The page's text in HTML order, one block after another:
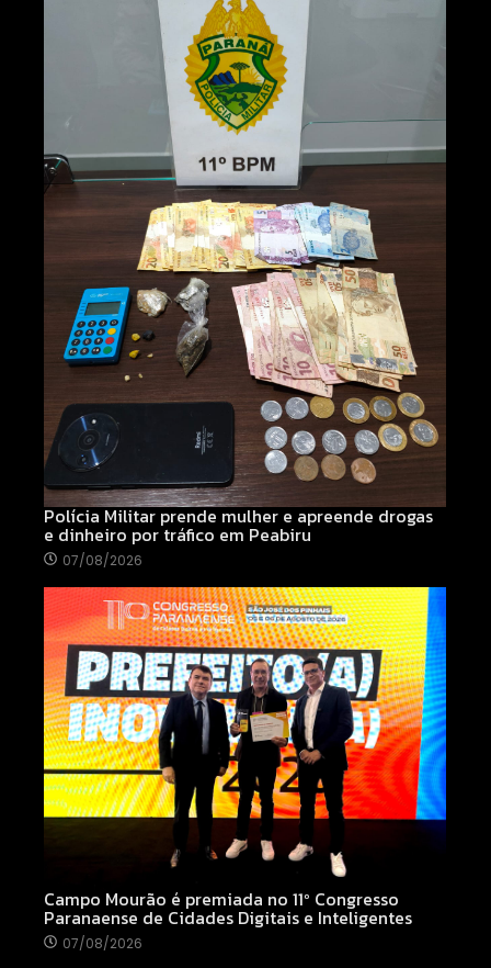
Polícia Militar prende mulher e apreende drogas
e dinheiro por tráfico em Peabiru
07/08/2026
Campo Mourão é premiada no 11º Congresso
Paranaense de Cidades Digitais e Inteligentes
07/08/2026